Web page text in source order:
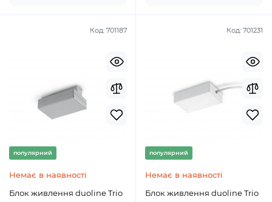
Код: 701187
популярний
Немає в наявності
Блок живлення duoline Trio
Код: 701231
популярний
Немає в наявності
Блок живлення duoline Trio